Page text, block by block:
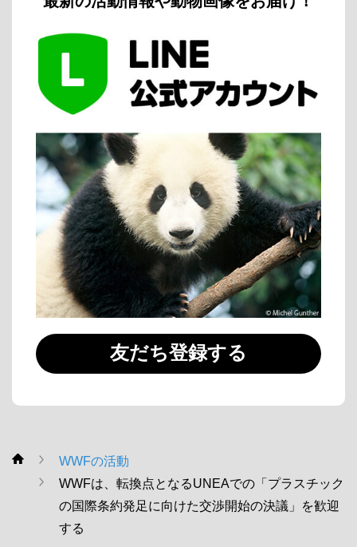
友だち登録する
WWF
WWFの活動
WWFは、転換点となるUNEAでの「プラスチック
の国際条約発足に向けた交渉開始の決議」を歓迎
する